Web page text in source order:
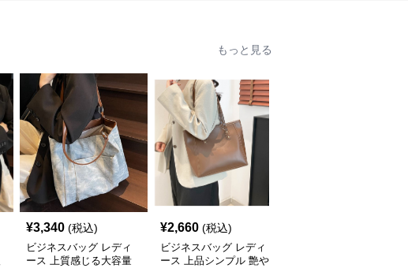
もっと見る
¥3,340 (税込)
ビジネスバッグ レディ
ース 上質感じる大容量
¥2,660 (税込)
ビジネスバッグ レディ
ース 上品シンプル 艶や